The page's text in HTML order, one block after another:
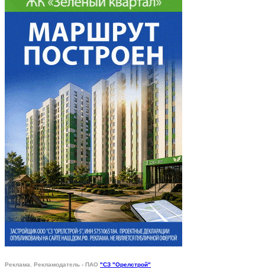
Реклама. Рекламодатель - ПАО "СЗ "Орелстрой"